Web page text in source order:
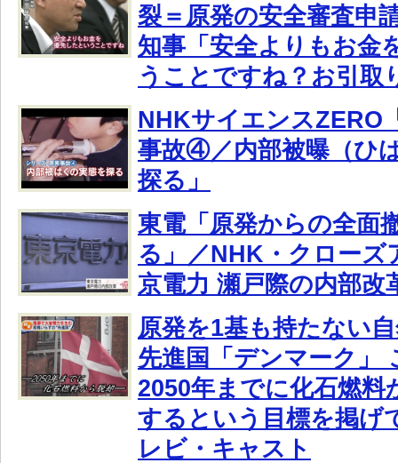
裂＝原発の安全審査申
知事「安全よりもお金
うことですね？お引取
NHKサイエンスZERO
事故④／内部被曝（ひ
探る」
東電「原発からの全面
る」／NHK・クローズ
京電力 瀬戸際の内部改
原発を1基も持たない
先進国「デンマーク」
2050年までに化石燃料
するという目標を掲げ
レビ・キャスト